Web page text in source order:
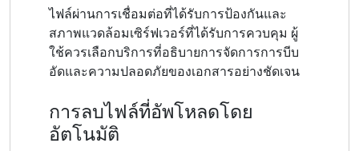
ไฟล์ผ่านการเชื่อมต่อที่ได้รับการป้องกันและ
สภาพแวดล้อมเซิร์ฟเวอร์ที่ได้รับการควบคุม ผู้
ใช้ควรเลือกบริการที่อธิบายการจัดการการบีบ
อัดและความปลอดภัยของเอกสารอย่างชัดเจน
การลบไฟล์ที่อัพโหลดโดย
อัตโนมัติ